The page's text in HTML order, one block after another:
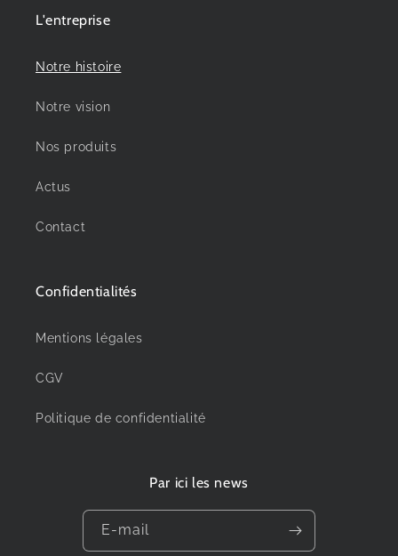
L'entreprise
Notre histoire
Notre vision
Nos produits
Actus
Contact
Confidentialités
Mentions légales
CGV
Politique de confidentialité
Par ici les news
E-mail